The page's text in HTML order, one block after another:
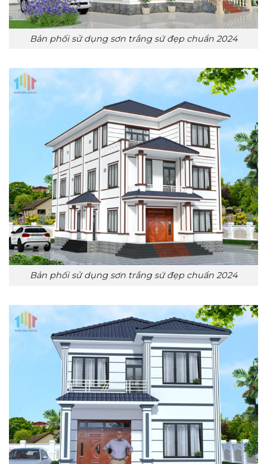
Bản phối sử dụng sơn trắng sứ đẹp chuẩn 2024
Bản phối sử dụng sơn trắng sứ đẹp chuẩn 2024